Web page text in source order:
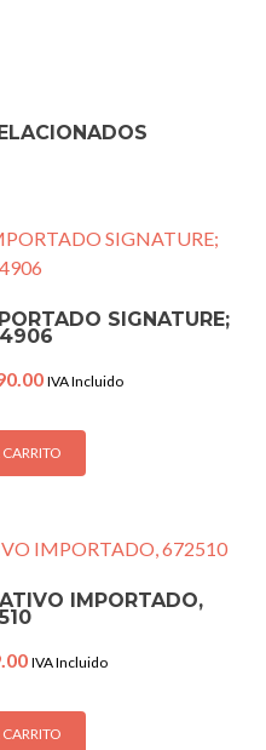
SIGNATURE;
Current
is:
$1,090.00.
IVA Incluido
IMPORTADO,
Current
is:
$299.00.
IVA Incluido